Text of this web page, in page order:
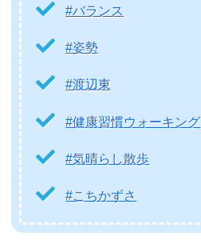
#バランス
#姿勢
#渡辺東
#健康習慣ウォーキング
#気晴らし散歩
#こちかずさ